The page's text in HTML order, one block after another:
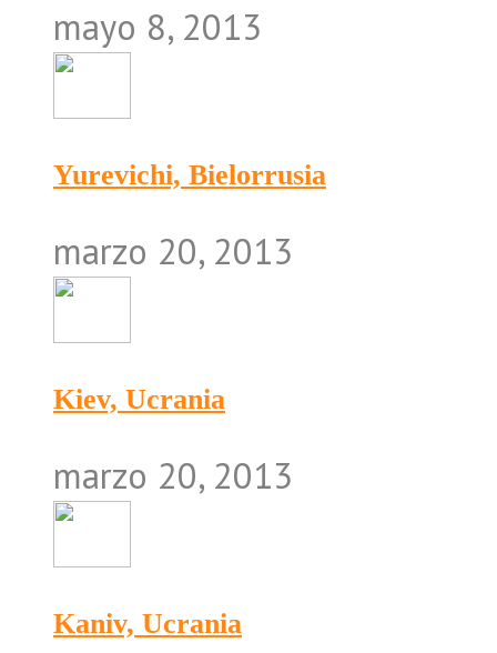
mayo 8, 2013
Yurevichi, Bielorrusia
marzo 20, 2013
Kiev, Ucrania
marzo 20, 2013
Kaniv, Ucrania